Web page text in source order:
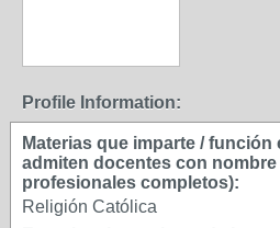
Profile Information:
Materias que imparte /
admiten docentes con
profesionales completos):
Religión Católica